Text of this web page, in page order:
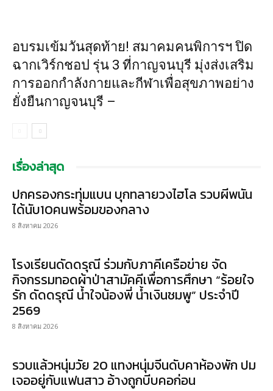
อบรมเข้มวันสุดท้าย! สมาคมคนพิการฯ ปิด
ฉากเวิร์กชอป รุ่น 3 ที่กาญจนบุรี มุ่งส่งเสริม
การออกกำลังกายและกีฬาเพื่อสุขภาพอย่าง
ยั่งยืนกาญจนบุรี –
เรื่องล่าสุด
ปกครองกระทุ่มแบน บุกทลายวงไฮโล รวบผีพนัน
ได้นับ10คนพร้อมของกลาง
8 สิงหาคม 2026
โรงเรียนดัดดรุณี ร่วมกับภาคีเครือข่าย จัด
กิจกรรมทอดผ้าป่าสามัคคีเพื่อการศึกษา “ร้อยใจ
รัก ดัดดรุณี น้ำใจน้องพี่ น้ำเงินชมพู” ประจำปี
2569
8 สิงหาคม 2026
รวบแล้วหนุ่มวัย 20 แทงหนุ่มจีนดับคาห้องพัก ปม
เจออยู่กับแฟนสาว อ้างถูกบีบคอก่อน